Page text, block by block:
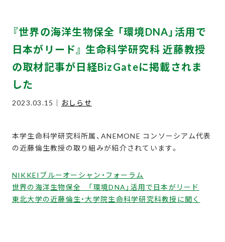
『世界の海洋生物保全 「環境DNA」活用で
日本がリード』 生命科学研究科 近藤教授
の取材記事が日経BizGateに掲載されま
した
2023.03.15｜ おしらせ
本学生命科学研究科所属、ANEMONE コンソーシアム代表
の近藤倫生教授の取り組みが紹介されています。
NIKKEIブルーオーシャン・フォーラム
世界の海洋生物保全 「環境DNA」活用で日本がリード
東北大学の近藤倫生・大学院生命科学研究科教授に聞く